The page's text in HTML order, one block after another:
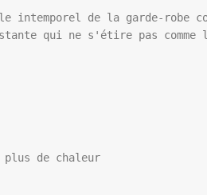
intemporel de la garde-robe
qui ne s'étire pas comme
plus de chaleur